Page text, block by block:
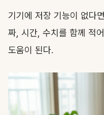
기기에 저장 기능이 없다
짜, 시간, 수치를 함께 적
도움이 된다.